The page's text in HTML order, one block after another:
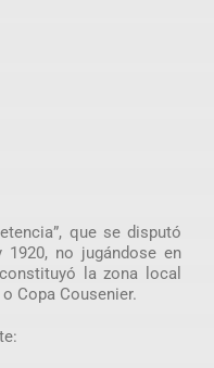
que se disputó
no jugándose en
la zona local
Copa Cousenier.